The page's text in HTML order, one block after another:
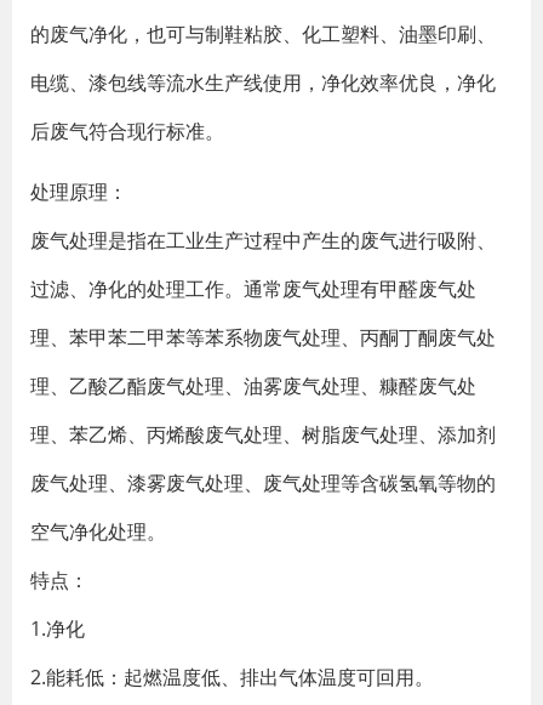
的废气净化，也可与制鞋粘胶、化工塑料、油墨印刷、
电缆、漆包线等流水生产线使用，净化效率优良，净化
后废气符合现行标准。
处理原理：
废气处理是指在工业生产过程中产生的废气进行吸附、
过滤、净化的处理工作。通常废气处理有甲醛废气处
理、苯甲苯二甲苯等苯系物废气处理、丙酮丁酮废气处
理、乙酸乙酯废气处理、油雾废气处理、糠醛废气处
理、苯乙烯、丙烯酸废气处理、树脂废气处理、添加剂
废气处理、漆雾废气处理、废气处理等含碳氢氧等物的
空气净化处理。
特点：
1.净化
2.能耗低：起燃温度低、排出气体温度可回用。